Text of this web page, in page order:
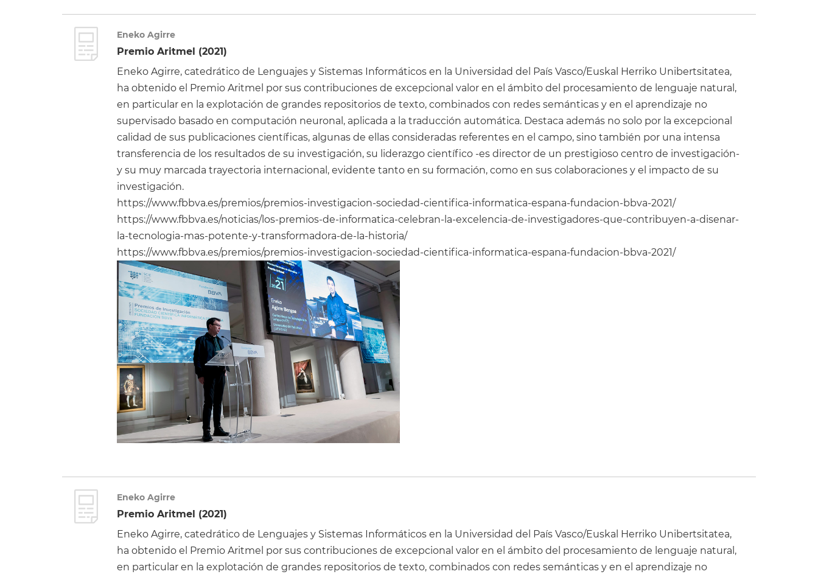
Eneko Agirre
Premio Aritmel (2021)
Eneko Agirre, catedrático de Lenguajes y Sistemas Informáticos en la Universidad del País Vasco/Euskal Herriko Unibertsitatea,
ha obtenido el Premio Aritmel por sus contribuciones de excepcional valor en el ámbito del procesamiento de lenguaje natural,
en particular en la explotación de grandes repositorios de texto, combinados con redes semánticas y en el aprendizaje no
supervisado basado en computación neuronal, aplicada a la traducción automática. Destaca además no solo por la excepcional
calidad de sus publicaciones científicas, algunas de ellas consideradas referentes en el campo, sino también por una intensa
transferencia de los resultados de su investigación, su liderazgo científico -es director de un prestigioso centro de investigación-
y su muy marcada trayectoria internacional, evidente tanto en su formación, como en sus colaboraciones y el impacto de su
investigación.
https://www.fbbva.es/premios/premios-investigacion-sociedad-cientifica-informatica-espana-fundacion-bbva-2021/
https://www.fbbva.es/noticias/los-premios-de-informatica-celebran-la-excelencia-de-investigadores-que-contribuyen-a-disenar-
la-tecnologia-mas-potente-y-transformadora-de-la-historia/
https://www.fbbva.es/premios/premios-investigacion-sociedad-cientifica-informatica-espana-fundacion-bbva-2021/
Eneko Agirre
Premio Aritmel (2021)
Eneko Agirre, catedrático de Lenguajes y Sistemas Informáticos en la Universidad del País Vasco/Euskal Herriko Unibertsitatea,
ha obtenido el Premio Aritmel por sus contribuciones de excepcional valor en el ámbito del procesamiento de lenguaje natural,
en particular en la explotación de grandes repositorios de texto, combinados con redes semánticas y en el aprendizaje no